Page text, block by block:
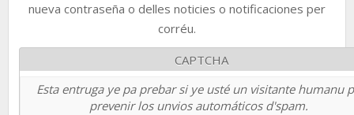
nueva contraseña o delles noticies o notificaciones per
corréu.
CAPTCHA
Esta entruga ye pa prebar si ye usté un visitante humanu
prevenir los unvios automáticos d'spam.